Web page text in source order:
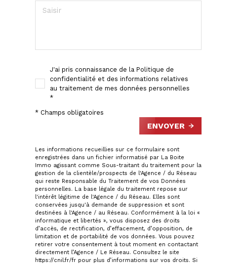
J'ai pris connaissance de la Politique de
confidentialité et des informations relatives
au traitement de mes données personnelles
*
* Champs obligatoires
ENVOYER
Les informations recueillies sur ce formulaire sont
enregistrées dans un fichier informatisé par La Boite
Immo agissant comme Sous-traitant du traitement pour la
gestion de la clientèle/prospects de l'Agence / du Réseau
qui reste Responsable du Traitement de vos Données
personnelles. La base légale du traitement repose sur
l'intérêt légitime de l'Agence / du Réseau. Elles sont
conservées jusqu'à demande de suppression et sont
destinées à l'Agence / au Réseau. Conformément à la loi «
informatique et libertés », vous disposez des droits
d’accès, de rectification, d’effacement, d’opposition, de
limitation et de portabilité de vos données. Vous pouvez
retirer votre consentement à tout moment en contactant
directement l’Agence / Le Réseau. Consultez le site
https://cnil.fr/frpour plus d’informations sur vos droits. Si